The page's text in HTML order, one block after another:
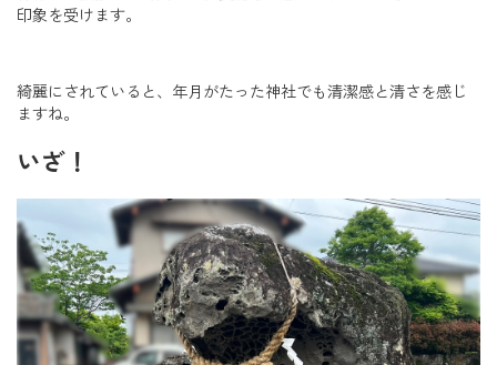
印象を受けます。
綺麗にされていると、年月がたった神社でも清潔感と清さを感じ
ますね。
いざ！